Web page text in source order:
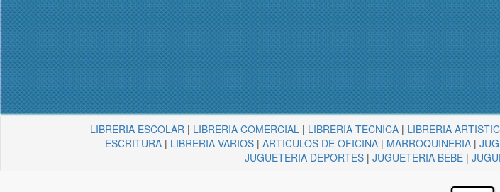
LIBRERIA ESCOLAR | LIBRERIA COMERCIAL | LIBRERIA TECNICA | LIBRERIA
ESCRITURA| LIBRERIA VARIOS| ARTICULOS DE OFICINA| MARROQUINERIA|
JUGUETERIA DEPORTES| JUGUETERIA BEBE|